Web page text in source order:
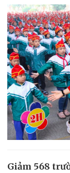
Giảm 568